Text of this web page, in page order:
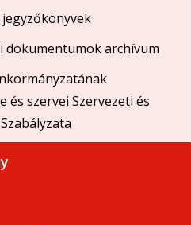
dokumentumok archívum
és szervei Szervezeti és